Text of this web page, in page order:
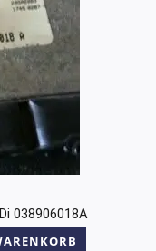
038906018A